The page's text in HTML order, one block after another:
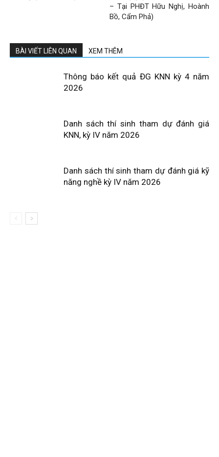
– Tại PHĐT Hữu Nghị, Hoành
Bồ, Cẩm Phả)
BÀI VIẾT LIÊN QUAN XEM THÊM
Thông báo kết quả ĐG KNN kỳ 4 năm
2026
Danh sách thí sinh tham dự đánh giá
KNN, kỳ IV năm 2026
Danh sách thí sinh tham dự đánh giá kỹ
năng nghề kỳ IV năm 2026